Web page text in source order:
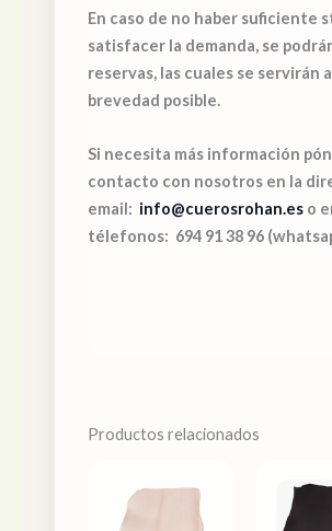
En caso de no haber suficiente
satisfacer la demanda, se
reservas, las cuales se servirán
brevedad posible.
Si necesita más información
contacto con nosotros en la
email: info@cuerosrohan.es o
télefonos: 694 91 38 96
Productos relacionados
de
precios: